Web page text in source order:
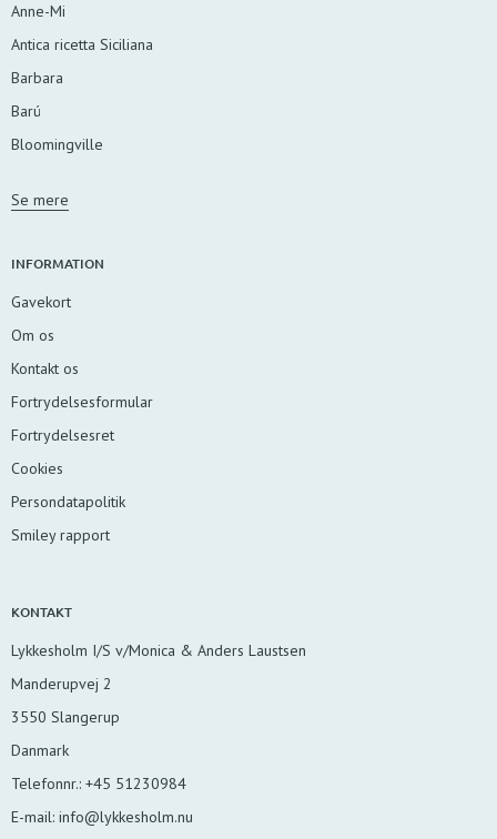
Anne-Mi
Antica ricetta Siciliana
Barbara
Barú
Bloomingville
Se mere
INFORMATION
Gavekort
Om os
Kontakt os
Fortrydelsesformular
Fortrydelsesret
Cookies
Persondatapolitik
Smiley rapport
KONTAKT
Lykkesholm I/S v/Monica & Anders Laustsen
Manderupvej 2
3550 Slangerup
Danmark
Telefonnr.: +45 51230984
E-mail: info@lykkesholm.nu